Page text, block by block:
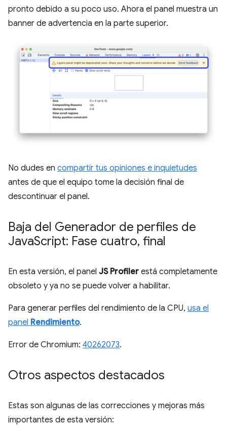
pronto debido a su poco uso. Ahora el panel muestra un
banner de advertencia en la parte superior.
No dudes en compartir tus opiniones e inquietudes
antes de que el equipo tome la decisión final de
descontinuar el panel.
Baja del Generador de perfiles de
JavaScript: Fase cuatro, final
En esta versión, el panel JS Profiler está completamente
obsoleto y ya no se puede volver a habilitar.
Para generar perfiles del rendimiento de la CPU, usa el
panel Rendimiento.
Error de Chromium: 40262073.
Otros aspectos destacados
Estas son algunas de las correcciones y mejoras más
importantes de esta versión: